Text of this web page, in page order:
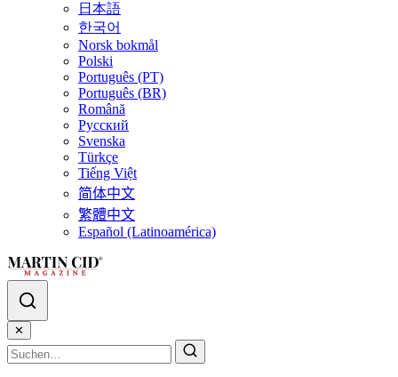
日本語
한국어
Norsk bokmål
Polski
Português (PT)
Português (BR)
Română
Русский
Svenska
Türkçe
Tiếng Việt
简体中文
繁體中文
Español (Latinoamérica)
✕